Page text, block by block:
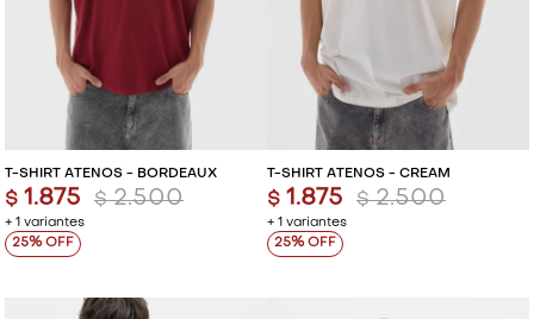
T-SHIRT ATENOS - BORDEAUX
+ 1 variantes
$ 1.875 $ 2.500
25
T-SHIRT ATENOS - CREAM
+ 1 variantes
$ 1.875 $ 2.500
25